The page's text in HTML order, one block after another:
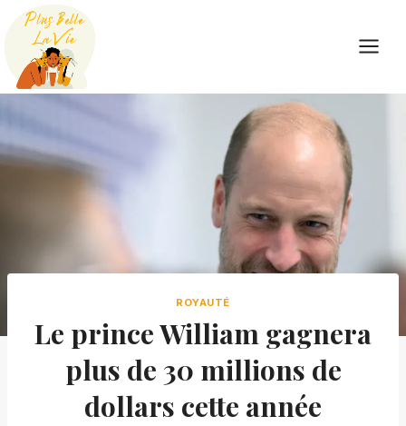
Skip
content
ROYAUTÉ
Le prince William gagnera
plus de 30 millions de
dollars cette année